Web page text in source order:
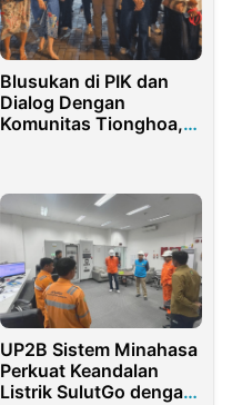
Blusukan di PIK dan
Dialog Dengan
Komunitas Tionghoa,
UP2B Sistem Minahasa
Perkuat Keandalan
Listrik SulutGo dengan